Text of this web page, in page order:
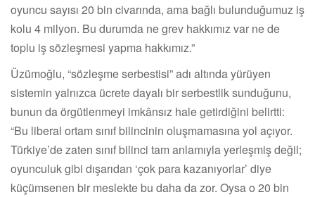
oyuncu sayısı 20 bin civarında, ama bağlı bulunduğumuz iş
kolu 4 milyon. Bu durumda ne grev hakkımız var ne de
toplu iş sözleşmesi yapma hakkımız.”
Üzümoğlu, “sözleşme serbestisi” adı altında yürüyen
sistemin yalnızca ücrete dayalı bir serbestlik sunduğunu,
bunun da örgütlenmeyi imkânsız hale getirdiğini belirtti:
“Bu liberal ortam sınıf bilincinin oluşmamasına yol açıyor.
Türkiye’de zaten sınıf bilinci tam anlamıyla yerleşmiş değil;
oyunculuk gibi dışarıdan ‘çok para kazanıyorlar’ diye
küçümsenen bir meslekte bu daha da zor. Oysa o 20 bin